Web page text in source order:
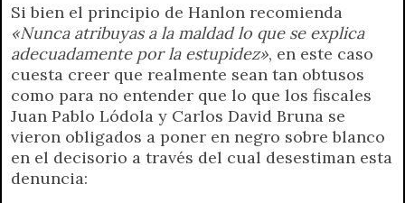
Si bien el principio de Hanlon recomienda
«Nunca atribuyas a la maldad lo que se explica
adecuadamente por la estupidez», en este caso
cuesta creer que realmente sean tan obtusos
como para no entender que lo que los fiscales
Juan Pablo Lódola y Carlos David Bruna se
vieron obligados a poner en negro sobre blanco
en el decisorio a través del cual desestiman esta
denuncia: